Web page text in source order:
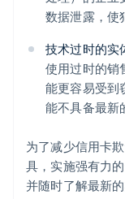
数据泄露，使
技术过时的实
使用过时的销
能更容易受到
能不具备最新
为了减少信用卡
具，实施强有力
并随时了解最新